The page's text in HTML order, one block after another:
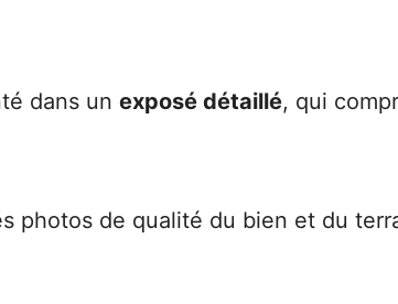
dans un exposé détaillé, qui
photos de qualité du bien et du